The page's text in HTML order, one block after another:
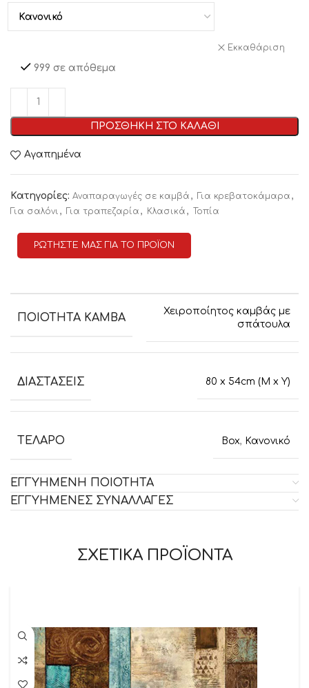
Εκκαθάριση
999 σε απόθεμα
ΠΡΟΣΘΗΚΗ ΣΤΟ ΚΑΛΑΘΙ
Αγαπημένα
Κατηγορίες: Αναπαραγωγές σε καμβά , Για κρεβατοκάμαρα ,
Για σαλόνι , Για τραπεζαρία , Κλασικά , Τοπία
ΡΩΤΗΣΤΕ ΜΑΣ ΓΙΑ ΤΟ ΠΡΟΪΟΝ
ΠΟΙΟΤΗΤΑ ΚΑΜΒΑ
Χειροποίητος καμβάς με
σπάτουλα
ΔΙΑΣΤΑΣΕΙΣ 80 x 54cm (M x Y)
ΤΕΛΑΡΟ Box, Κανονικό
ΕΓΓΥΗΜΕΝΗ ΠΟΙΟΤΗΤΑ
ΕΓΓΥΗΜΕΝΕΣ ΣΥΝΑΛΛΑΓΕΣ
ΣΧΕΤΙΚΑ ΠΡΟΪΟΝΤΑ